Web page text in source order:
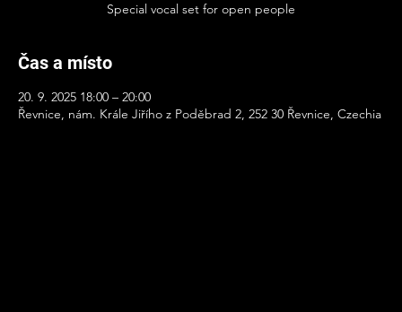
Special vocal set for open people
Čas a místo
20. 9. 2025 18:00 – 20:00
Řevnice, nám. Krále Jiřího z Poděbrad 2, 252 30 Řevnice, Czechia